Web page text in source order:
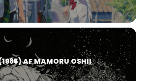
AF MAMORU OSHII